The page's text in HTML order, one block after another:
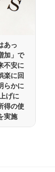
あっ
加」で
不安に
楽に回
らかに
げに
得の使
実施